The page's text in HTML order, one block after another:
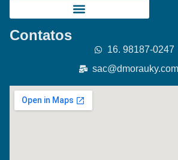
Contatos
16. 98187-0247